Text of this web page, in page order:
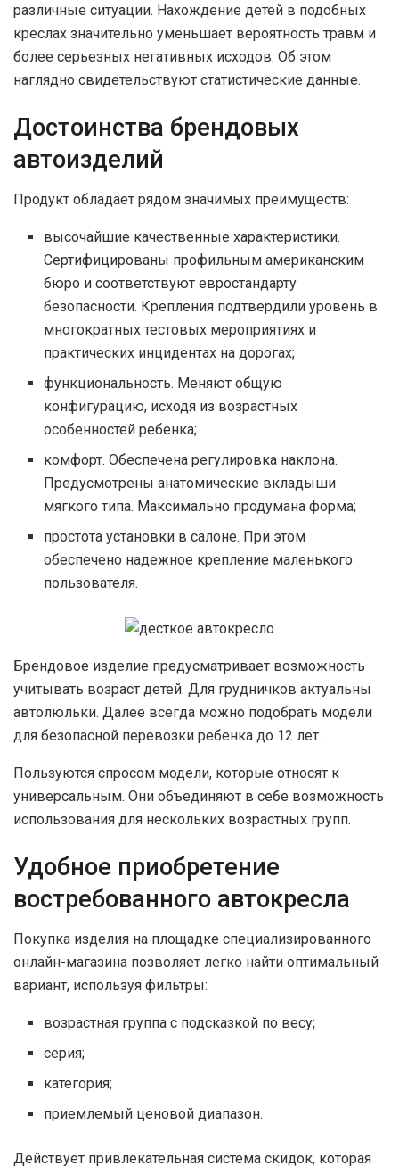
различные ситуации. Нахождение детей в подобных
креслах значительно уменьшает вероятность травм и
более серьезных негативных исходов. Об этом
наглядно свидетельствуют статистические данные.
Достоинства брендовых
автоизделий
Продукт обладает рядом значимых преимуществ:
высочайшие качественные характеристики.
Сертифицированы профильным американским
бюро и соответствуют евростандарту
безопасности. Крепления подтвердили уровень в
многократных тестовых мероприятиях и
практических инцидентах на дорогах;
функциональность. Меняют общую
конфигурацию, исходя из возрастных
особенностей ребенка;
комфорт. Обеспечена регулировка наклона.
Предусмотрены анатомические вкладыши
мягкого типа. Максимально продумана форма;
простота установки в салоне. При этом
обеспечено надежное крепление маленького
пользователя.
Брендовое изделие предусматривает возможность
учитывать возраст детей. Для грудничков актуальны
автолюльки. Далее всегда можно подобрать модели
для безопасной перевозки ребенка до 12 лет.
Пользуются спросом модели, которые относят к
универсальным. Они объединяют в себе возможность
использования для нескольких возрастных групп.
Удобное приобретение
востребованного автокресла
Покупка изделия на площадке специализированного
онлайн-магазина позволяет легко найти оптимальный
вариант, используя фильтры:
возрастная группа с подсказкой по весу;
серия;
категория;
приемлемый ценовой диапазон.
Действует привлекательная система скидок, которая